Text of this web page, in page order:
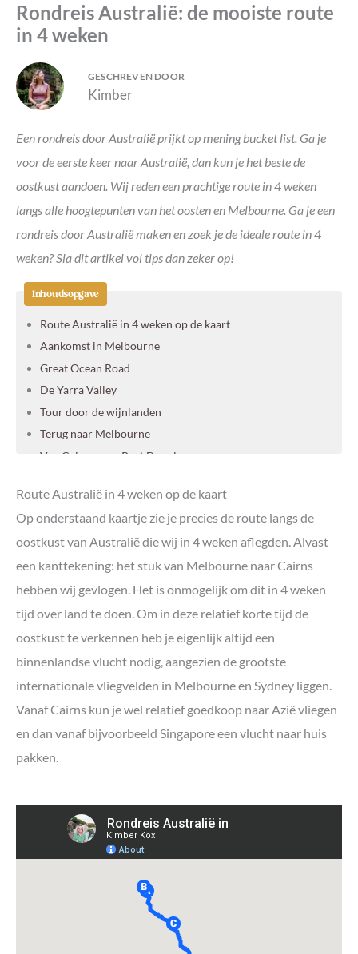
Rondreis Australië: de mooiste route
in 4 weken
Een rondreis door Australië prijkt op mening bucket list. Ga je
voor de eerste keer naar Australië, dan kun je het beste de
oostkust aandoen. Wij reden een prachtige route in 4 weken
langs alle hoogtepunten van het oosten en Melbourne. Ga je een
rondreis door Australië maken en zoek je de ideale route in 4
weken? Sla dit artikel vol tips dan zeker op!
Inhoudsopgave
Route Australië in 4 weken op de kaart
Aankomst in Melbourne
Great Ocean Road
De Yarra Valley
Tour door de wijnlanden
Terug naar Melbourne
Van Cairns naar Port Douglas
Airlie Beach
Hervey Bay
K’gari (Fraser Island)
Noosa
Byron Bay
Port Macquarie
Alternatief: Newcastle
Een camper huren in Australië
Georganiseerde rondreizen door Australië
Route Australië in 4 weken op de kaart
Op onderstaand kaartje zie je precies de route langs de
oostkust van Australië die wij in 4 weken aflegden. Alvast
een kanttekening: het stuk van Melbourne naar Cairns
hebben wij gevlogen. Het is onmogelijk om dit in 4 weken
tijd over land te doen. Om in deze relatief korte tijd de
oostkust te verkennen heb je eigenlijk altijd een
binnenlandse vlucht nodig, aangezien de grootste
internationale vliegvelden in Melbourne en Sydney liggen.
Vanaf Cairns kun je wel relatief goedkoop naar Azië vliegen
en dan vanaf bijvoorbeeld Singapore een vlucht naar huis
pakken.
GESCHREVEN DOOR
Kimber